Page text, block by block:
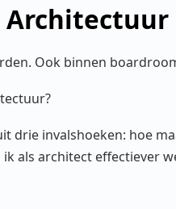
Architectuur
Ook binnen
drie invalshoeken: hoe
als architect effectiever